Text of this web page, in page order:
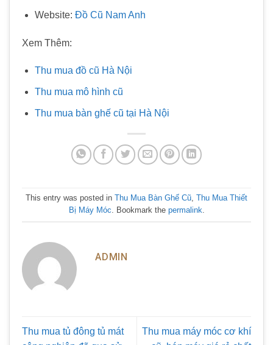
Website: Đồ Cũ Nam Anh
Xem Thêm:
Thu mua đồ cũ Hà Nội
Thu mua mô hình cũ
Thu mua bàn ghế cũ tại Hà Nội
This entry was posted in Thu Mua Bàn Ghế Cũ Thu Mua Thiết
Bị Máy Móc . Bookmark the permalink
ADMIN
Thu mua tủ đông tủ mát
Thu mua máy móc cơ khí